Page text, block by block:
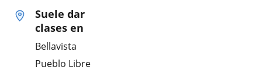
Suele dar
clases en
Bellavista
Pueblo Libre